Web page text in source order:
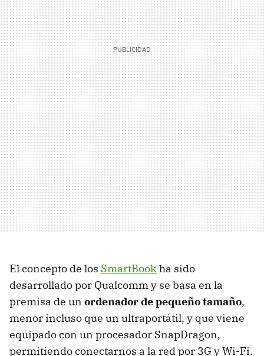
El concepto de los SmartBookha sido
desarrollado por Qualcomm y se basa en la
premisa de un ordenador de pequeño tamaño,
menor incluso que un ultraportátil, y que viene
equipado con un procesador SnapDragon,
permitiendo conectarnos a la red por 3G y Wi-Fi.